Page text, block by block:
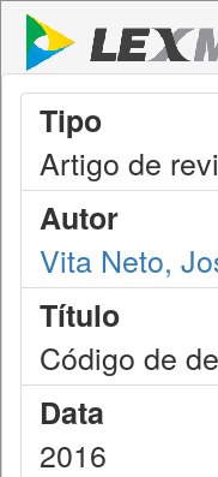
Tipo
Artigo de
Autor
Vita Neto,
Título
Código de
Data
2016